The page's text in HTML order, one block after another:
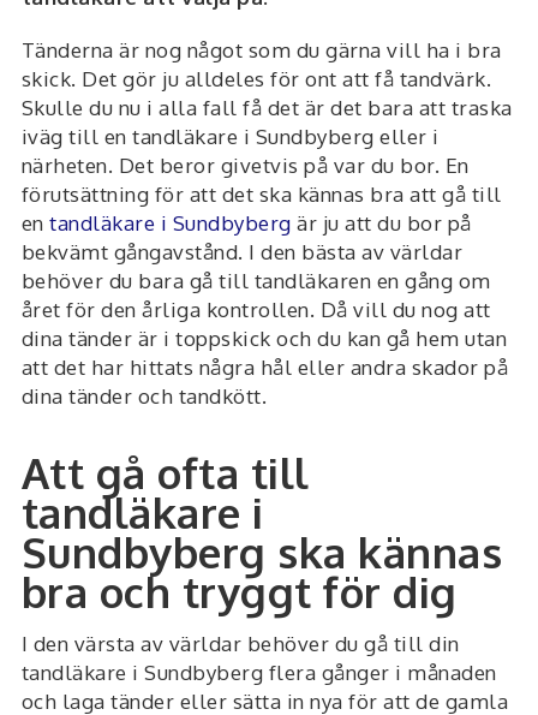
Tänderna är nog något som du gärna vill ha i bra
skick. Det gör ju alldeles för ont att få tandvärk.
Skulle du nu i alla fall få det är det bara att traska
iväg till en tandläkare i Sundbyberg eller i
närheten. Det beror givetvis på var du bor. En
förutsättning för att det ska kännas bra att gå till
entandläkare i Sundbyberg är ju att du bor på
bekvämt gångavstånd. I den bästa av världar
behöver du bara gå till tandläkaren en gång om
året för den årliga kontrollen. Då vill du nog att
dina tänder är i toppskick och du kan gå hem utan
att det har hittats några hål eller andra skador på
dina tänder och tandkött.
Att gå ofta till
tandläkare i
Sundbyberg ska kännas
bra och tryggt för dig
I den värsta av världar behöver du gå till din
tandläkare i Sundbyberg flera gånger i månaden
och laga tänder eller sätta in nya för att de gamla